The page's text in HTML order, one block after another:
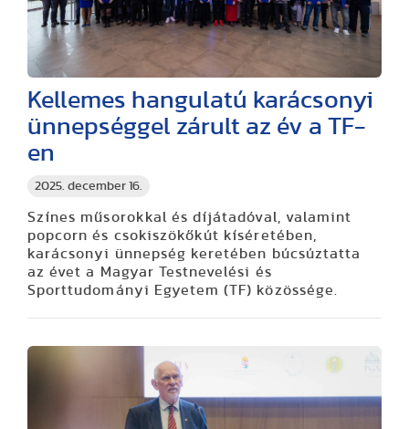
2025. december 16.
Kellemes hangulatú karácsonyi
ünnepséggel zárult az év a TF-
en
Színes műsorokkal és díjátadóval, valamint
popcorn és csokiszökőkút kíséretében,
karácsonyi ünnepség keretében búcsúztatta
az évet a Magyar Testnevelési és
Sporttudományi Egyetem (TF) közössége.